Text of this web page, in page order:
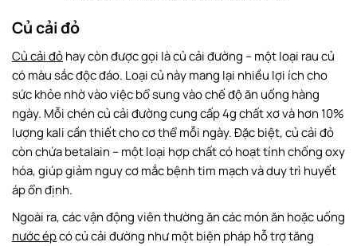
Củ cải đỏ
Củ cải đỏhay còn được gọi là củ cải đường – một loại rau củ
có màu sắc độc đáo. Loại củ này mang lại nhiều lợi ích cho
sức khỏe nhờ vào việc bổ sung vào chế độ ăn uống hàng
ngày. Mỗi chén củ cải đường cung cấp 4g chất xơ và hơn 10%
lượng kali cần thiết cho cơ thể mỗi ngày. Đặc biệt, củ cải đỏ
còn chứa betalain – một loại hợp chất có hoạt tính chống oxy
hóa, giúp giảm nguy cơ mắc bệnh tim mạch và duy trì huyết
áp ổn định.
Ngoài ra, các vận động viên thường ăn các món ăn hoặc uống
nước épcó củ cải đường như một biện pháp hỗ trợ tăng